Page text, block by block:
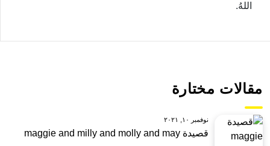
اللهُ.
مقالات مختارة
نوفمبر ١٠, ٢٠٢١
قصيدة maggie and milly and molly and may